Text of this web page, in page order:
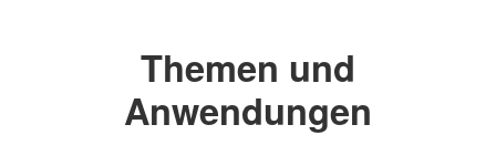
Themen und
Anwendungen